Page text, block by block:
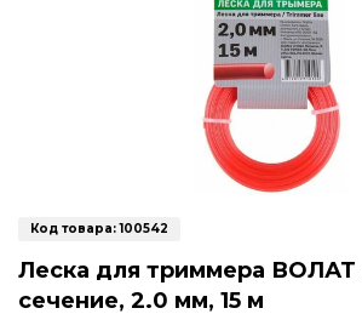
Код товара:100542
Леска для триммера ВОЛАТ
сечение, 2.0 мм, 15 м